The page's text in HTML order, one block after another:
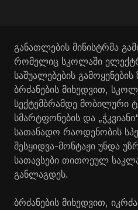
განათლების მინისტრმა
რომელიც სკოლაში
საშუალებების
ბრძანების მიხედვით,
სექტემბრამდე მობილური
სმარტფონების და
სათანადო რაოდენობის
შესყიდვა-მონტაჟი უნდა
სათავსები თითოეულ
განლაგდეს.
ბრძანების მიხედვით,